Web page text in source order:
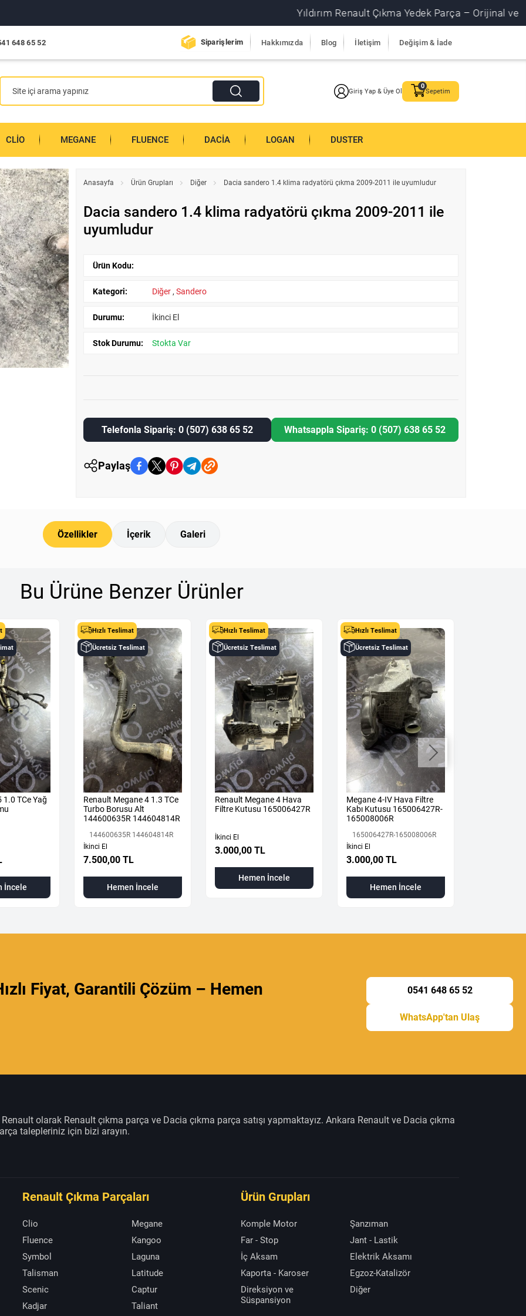
Yıldırım Renault Çıkma Yedek Parça – Orijinal ve
648 65 52 Siparişlerim Hakkımızda Blog İletişim Değişim & İade
Giriş Yap & Üye Ol Sepetim
CLIO MEGANE FLUENCE DACIA LOGAN DUSTER
Anasayfa Ürün Grupları Diğer Dacia sandero 1.4 klima radyatörü çıkma 2009-2011 ile uyumludur
Dacia sandero 1.4 klima radyatörü çıkma 2009-2011 ile
uyumludur
Ürün Kodu:
Kategori: Diğer ,Sandero
Durumu: İkinci El
Stok Durumu: Stokta Var
Telefonla Sipariş: 0 (507) 638 65 52 Whatsappla Sipariş: 0 (507) 638 65 52
Paylaş
Özellikler İçerik Galeri
Bu Ürüne Benzer Ürünler
1.0 TCe Yağ
İncele
Hızlı Teslimat
Ücretsiz Teslimat
Renault Megane 4 1.3 TCe
Turbo Borusu Alt
144600635R 144604814R
144600635R 144604814R
İkinci El
7.500,00 TL
Hemen İncele
Hızlı Teslimat
Ücretsiz Teslimat
Renault Megane 4 Hava
Filtre Kutusu 165006427R
İkinci El
3.000,00 TL
Hemen İncele
Hızlı Teslimat
Ücretsiz Teslimat
Megane 4-IV Hava Filtre
Kabı Kutusu 165006427R-
165008006R
165006427R-165008006R
İkinci El
3.000,00 TL
Hemen İncele
Fiyat, Garantili Çözüm – Hemen
0541 648 65 52
WhatsApp'tan Ulaş
Renault olarak Renault çıkma parça ve Dacia çıkma parça satışı yapmaktayız. Ankara Renault ve Dacia çıkma
talepleriniz için bizi arayın.
Renault Çıkma Parçaları
Clio
Megane
Fluence
Kangoo
Symbol
Laguna
Talisman
Latitude
Scenic
Captur
Kadjar
Taliant
Ürün Grupları
Komple Motor
Şanzıman
Far - Stop
Jant - Lastik
İç Aksam
Elektrik Aksamı
Kaporta - Karoser
Egzoz-Katalizör
Direksiyon ve
Süspansiyon
Diğer